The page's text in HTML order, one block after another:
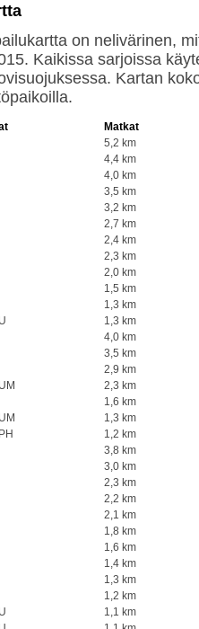
on nelivärinen,
Kaikissa sarjoissa
Kartan
Matkat
5,2 km
4,4 km
4,0 km
3,5 km
3,2 km
2,7 km
2,4 km
2,3 km
2,0 km
1,5 km
1,3 km
1,3 km
4,0 km
3,5 km
2,9 km
2,3 km
1,6 km
1,3 km
1,2 km
3,8 km
3,0 km
2,3 km
2,2 km
2,1 km
1,8 km
1,6 km
1,4 km
1,3 km
1,2 km
1,1 km